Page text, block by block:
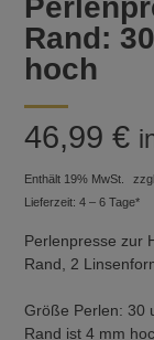
Rand:
hoch
46,99€
Enthält 19% MwSt.
Lieferzeit: 4 – 6 Tage*
Perlenpresse zur
Rand, 2
Größe Perlen: 30
Rand ist 4 mm